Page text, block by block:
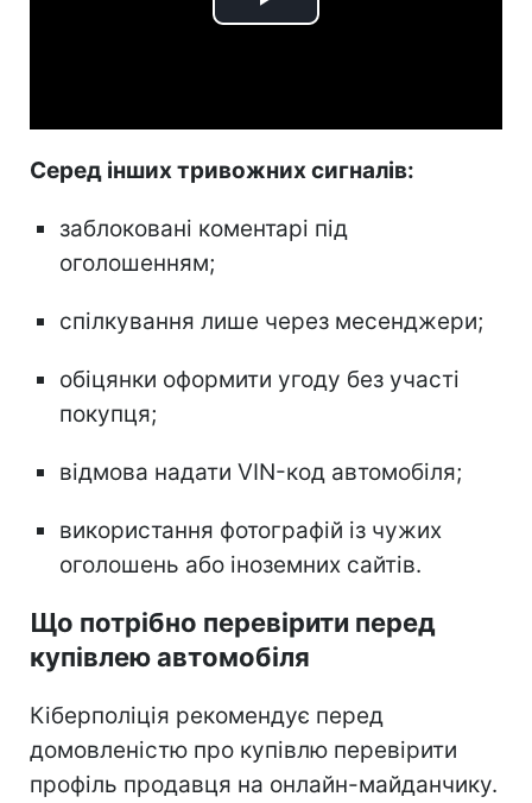
Play
Серед інших тривожних сигналів:
заблоковані коментарі під
оголошенням;
спілкування лише через месенджери;
обіцянки оформити угоду без участі
покупця;
відмова надати VIN-код автомобіля;
використання фотографій із чужих
оголошень або іноземних сайтів.
Що потрібно перевірити перед
купівлею автомобіля
Кіберполіція рекомендує перед
домовленістю про купівлю перевірити
профіль продавця на онлайн-майданчику.